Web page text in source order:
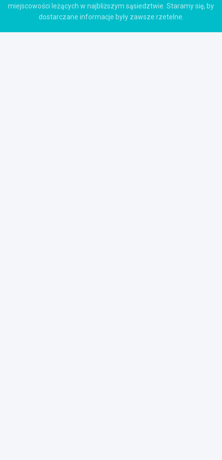
miejscowości leżących w najbliższym sąsiedztwie. Staramy się, by
dostarczane informacje były zawsze rzetelne.